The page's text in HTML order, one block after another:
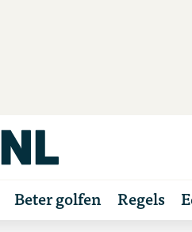
Beter golfen Regels